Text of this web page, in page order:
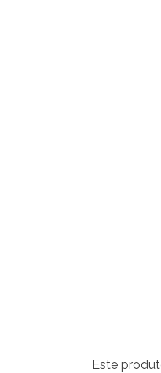
Este